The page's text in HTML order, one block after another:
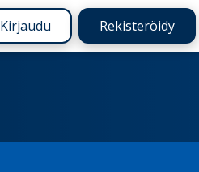
Kirjaudu Rekisteröidy